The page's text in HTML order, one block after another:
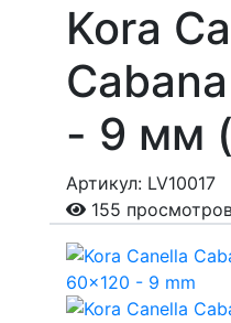
Kora
- 9 мм
Артикул: LV10017
155